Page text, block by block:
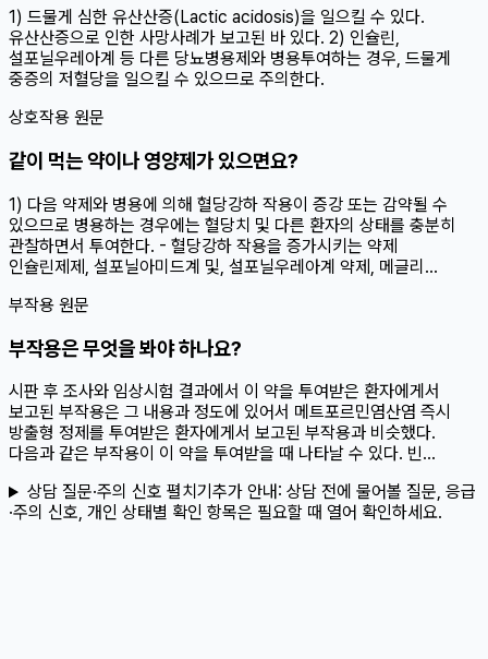
1) 드물게 심한 유산산증(Lactic acidosis)을 일으킬 수 있다.
유산산증으로 인한 사망사례가 보고된 바 있다. 2) 인슐린,
설포닐우레아계 등 다른 당뇨병용제와 병용투여하는 경우, 드물게
중증의 저혈당을 일으킬 수 있으므로 주의한다.
상호작용 원문
같이 먹는 약이나 영양제가 있으면요?
1) 다음 약제와 병용에 의해 혈당강하 작용이 증강 또는 감약될 수
있으므로 병용하는 경우에는 혈당치 및 다른 환자의 상태를 충분히
관찰하면서 투여한다. - 혈당강하 작용을 증가시키는 약제
인슐린제제, 설포닐아미드계 및, 설포닐우레아계 약제, 메글리...
부작용 원문
부작용은 무엇을 봐야 하나요?
시판 후 조사와 임상시험 결과에서 이 약을 투여받은 환자에게서
보고된 부작용은 그 내용과 정도에 있어서 메트포르민염산염 즉시
방출형 정제를 투여받은 환자에게서 보고된 부작용과 비슷했다.
다음과 같은 부작용이 이 약을 투여받을 때 나타날 수 있다. 빈...
상담 질문·주의 신호 펼치기 추가 안내: 상담 전에 물어볼 질문, 응급
·주의 신호, 개인 상태별 확인 항목은 필요할 때 열어 확인하세요.